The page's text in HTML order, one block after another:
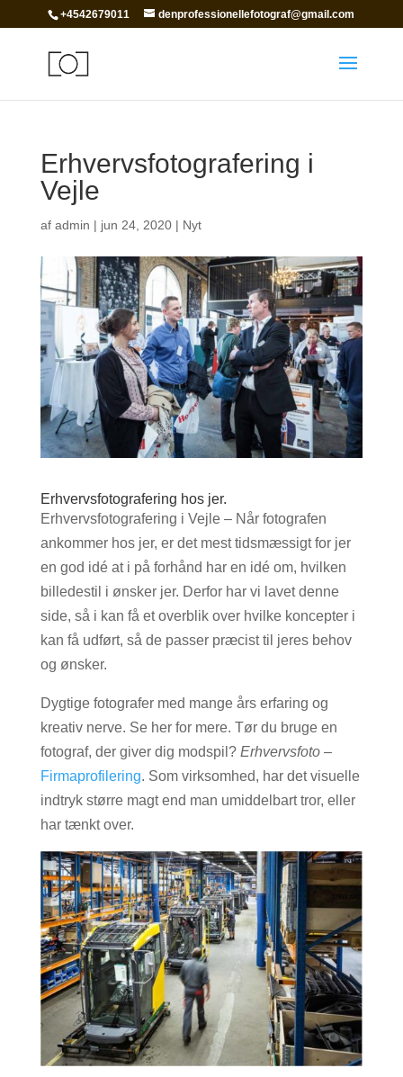
+4542679011 denprofessionellefotograf@gmail.com
Erhvervsfotografering i
Vejle
af admin | jun 24, 2020| Nyt
Erhvervsfotografering hos jer.
Erhvervsfotografering i Vejle – Når fotografen
ankommer hos jer, er det mest tidsmæssigt for jer
en god idé at i på forhånd har en idé om, hvilken
billedestil i ønsker jer. Derfor har vi lavet denne
side, så i kan få et overblik over hvilke koncepter i
kan få udført, så de passer præcist til jeres behov
og ønsker.
Dygtige fotografer med mange års erfaring og
kreativ nerve. Se her for mere. Tør du bruge en
fotograf, der giver dig modspil? Erhvervsfoto–
Firmaprofilering. Som virksomhed, har det visuelle
indtryk større magt end man umiddelbart tror, eller
har tænkt over.